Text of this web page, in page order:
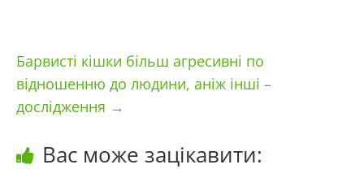
Барвисті кішки більш агресивні по
відношенню до людини, аніж інші –
дослідження →
Вас може зацікавити: